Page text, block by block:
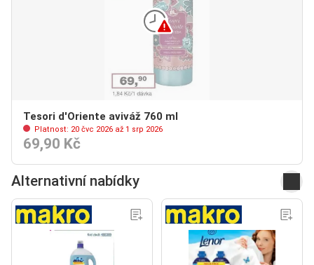
Tesori d'Oriente aviváž 760 ml
Platnost: 20 čvc 2026 až 1 srp 2026
69,90 Kč
Alternativní nabídky